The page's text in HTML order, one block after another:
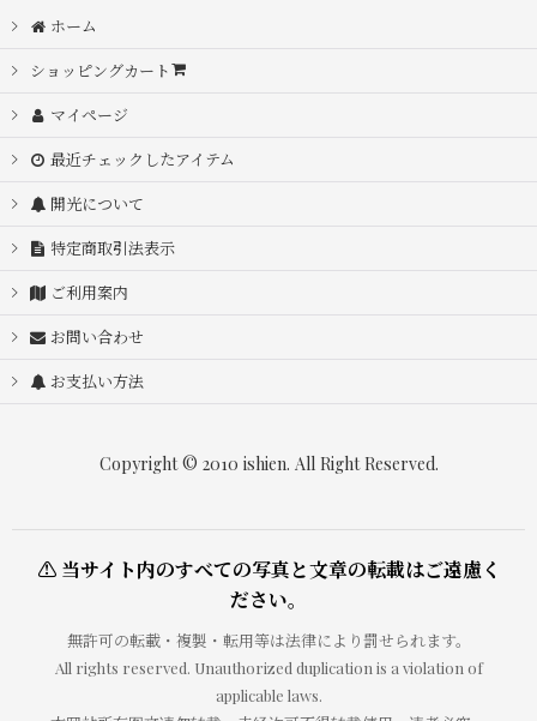
ホーム
ショッピングカート
マイページ
最近チェックしたアイテム
開光について
特定商取引法表示
ご利用案内
お問い合わせ
お支払い方法
Copyright © 2010 ishien. All Right Reserved.
⚠ 当サイト内のすべての写真と文章の転載はご遠慮く
ださい。
無許可の転載・複製・転用等は法律により罰せられます。
All rights reserved. Unauthorized duplication is a violation of
applicable laws.